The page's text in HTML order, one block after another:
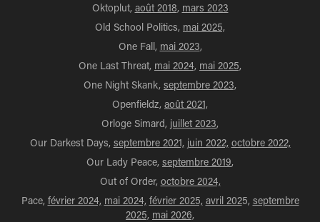
Oktoplut, août 2018, mars 2023
Old School Politics, mai 2025,
One Fall, mai 2023,
One Last Threat, mai 2024, mai 2025,
One Night Skank, septembre 2023,
Openfieldz, août 2021,
Orloge Simard, juillet 2023,
Our Darkest Days, septembre 2021, juin 2022, octobre 2022,
Our Lady Peace, septembre 2019,
Out of Order, octobre 2024,
Pace, février 2024, mai 2024, février 2025, avril 2025, septembre
2025, mai 2026,